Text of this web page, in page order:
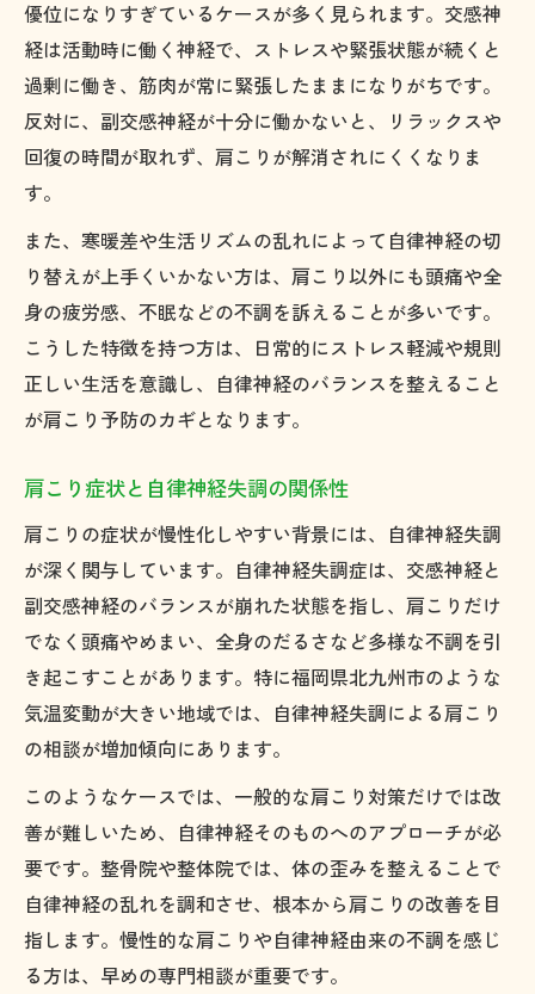
の工夫
肩こりとストレスの悪循環を断ち切る方法
根本改善を目指す肩こりケアのポイント
肩こりを根本から改善するための自律神経
ケア
由
肩こり改善で重要な日常生活の見直しポイ
ント
肩こり根本ケアのための身体の歪み調整方
法
優位になりすぎているケースが多く見られます。交感神
経は活動時に働く神経で、ストレスや緊張状態が続くと
過剰に働き、筋肉が常に緊張したままになりがちです。
反対に、副交感神経が十分に働かないと、リラックスや
回復の時間が取れず、肩こりが解消されにくくなりま
す。
また、寒暖差や生活リズムの乱れによって自律神経の切
り替えが上手くいかない方は、肩こり以外にも頭痛や全
身の疲労感、不眠などの不調を訴えることが多いです。
こうした特徴を持つ方は、日常的にストレス軽減や規則
正しい生活を意識し、自律神経のバランスを整えること
が肩こり予防のカギとなります。
肩こり症状と自律神経失調の関係性
肩こりの症状が慢性化しやすい背景には、自律神経失調
が深く関与しています。自律神経失調症は、交感神経と
副交感神経のバランスが崩れた状態を指し、肩こりだけ
でなく頭痛やめまい、全身のだるさなど多様な不調を引
き起こすことがあります。特に福岡県北九州市のような
気温変動が大きい地域では、自律神経失調による肩こり
の相談が増加傾向にあります。
このようなケースでは、一般的な肩こり対策だけでは改
善が難しいため、自律神経そのものへのアプローチが必
要です。整骨院や整体院では、体の歪みを整えることで
自律神経の乱れを調和させ、根本から肩こりの改善を目
指します。慢性的な肩こりや自律神経由来の不調を感じ
る方は、早めの専門相談が重要です。